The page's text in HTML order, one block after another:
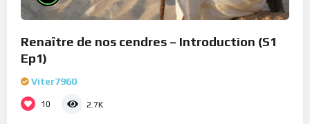
Renaître de nos cendres – Introduction (S1
Ep1)
Viter7960
10 2.7K